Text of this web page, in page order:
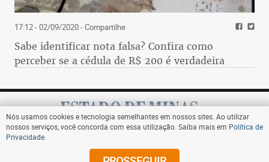
17:12 - 02/09/2020- Compartilhe
Sabe identificar nota falsa? Confira como
perceber se a cédula de R$ 200 é verdadeira
Assine
Nós usamos cookies e tecnologia semelhantes em nossos sites. Ao utilizar
nossos serviços, você concorda com essa utilização. Saiba mais em Política de
Privacidade